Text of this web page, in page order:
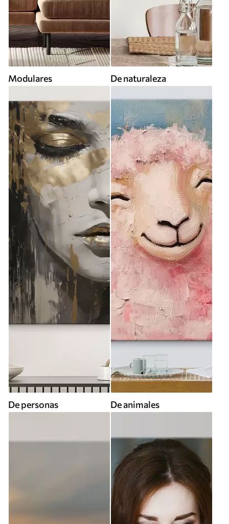
Modulares De naturaleza
De personas De animales